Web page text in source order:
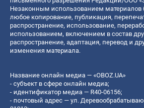
Незаконным использованием материалов
любое копирование, публикация,
распространение, использование,
использованием, включением в состав
распространение, адаптация, перевод и
изменения материала.
Название онлайн медиа — «OBOZ.UA»
- субъект в сфере онлайн медиа;
- идентификатор медиа — R40-06156;
- почтовый адрес — ул.